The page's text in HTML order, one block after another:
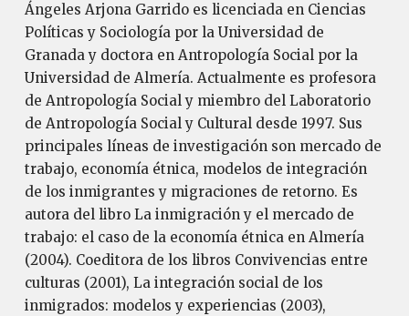
Ángeles Arjona Garrido es licenciada en Ciencias
Políticas y Sociología por la Universidad de
Granada y doctora en Antropología Social por la
Universidad de Almería. Actualmente es profesora
de Antropología Social y miembro del Laboratorio
de Antropología Social y Cultural desde 1997. Sus
principales líneas de investigación son mercado de
trabajo, economía étnica, modelos de integración
de los inmigrantes y migraciones de retorno. Es
autora del libro La inmigración y el mercado de
trabajo: el caso de la economía étnica en Almería
(2004). Coeditora de los libros Convivencias entre
culturas (2001), La integración social de los
inmigrados: modelos y experiencias (2003),